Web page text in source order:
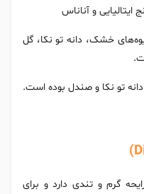
و آناناس
خشک، دانه تو نکا، گل
تو نکا و صندل بوده است.
گرم و تندی دارد و برای